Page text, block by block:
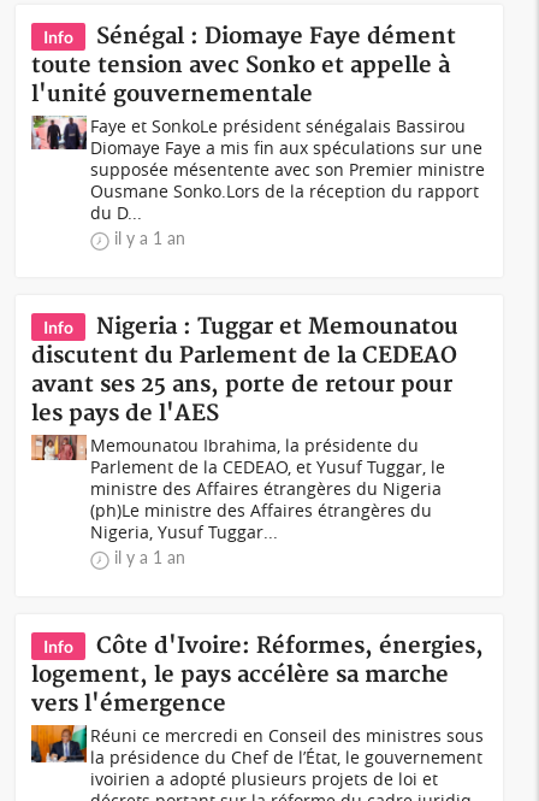
Info
Sénégal : Diomaye Faye dément
toute tension avec Sonko et appelle à
l'unité gouvernementale
Faye et SonkoLe président sénégalais Bassirou
Diomaye Faye a mis fin aux spéculations sur une
supposée mésentente avec son Premier ministre
Ousmane Sonko.Lors de la réception du rapport
du D...
il y a 1 an
Info
Nigeria : Tuggar et Memounatou
discutent du Parlement de la CEDEAO
avant ses 25 ans, porte de retour pour
les pays de l'AES
Memounatou Ibrahima, la présidente du
Parlement de la CEDEAO, et Yusuf Tuggar, le
ministre des Affaires étrangères du Nigeria
(ph)Le ministre des Affaires étrangères du
Nigeria, Yusuf Tuggar...
il y a 1 an
Info
Côte d'Ivoire: Réformes, énergies,
logement, le pays accélère sa marche
vers l'émergence
Réuni ce mercredi en Conseil des ministres sous
la présidence du Chef de l’État, le gouvernement
ivoirien a adopté plusieurs projets de loi et